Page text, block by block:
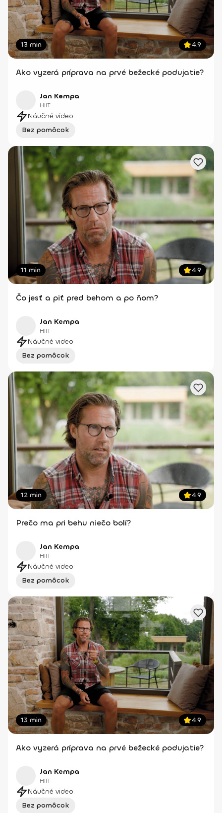
13 min 4.9
Ako vyzerá príprava na prvé bežecké podujatie?
Jan Kempa
HIIT
Náučné video
Bez pomôcok
11 min 4.9
Čo jesť a piť pred behom a po ňom?
Jan Kempa
HIIT
Náučné video
Bez pomôcok
12 min 4.9
Prečo ma pri behu niečo bolí?
Jan Kempa
HIIT
Náučné video
Bez pomôcok
13 min 4.9
Ako vyzerá príprava na prvé bežecké podujatie?
Jan Kempa
HIIT
Náučné video
Bez pomôcok